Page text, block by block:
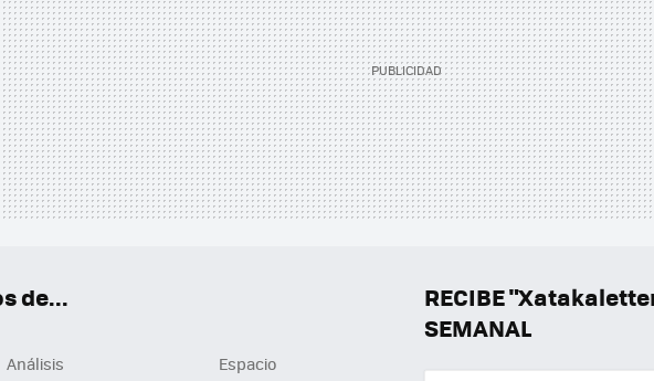
RECIBE
SEMANAL
de...
Análisis Espacio